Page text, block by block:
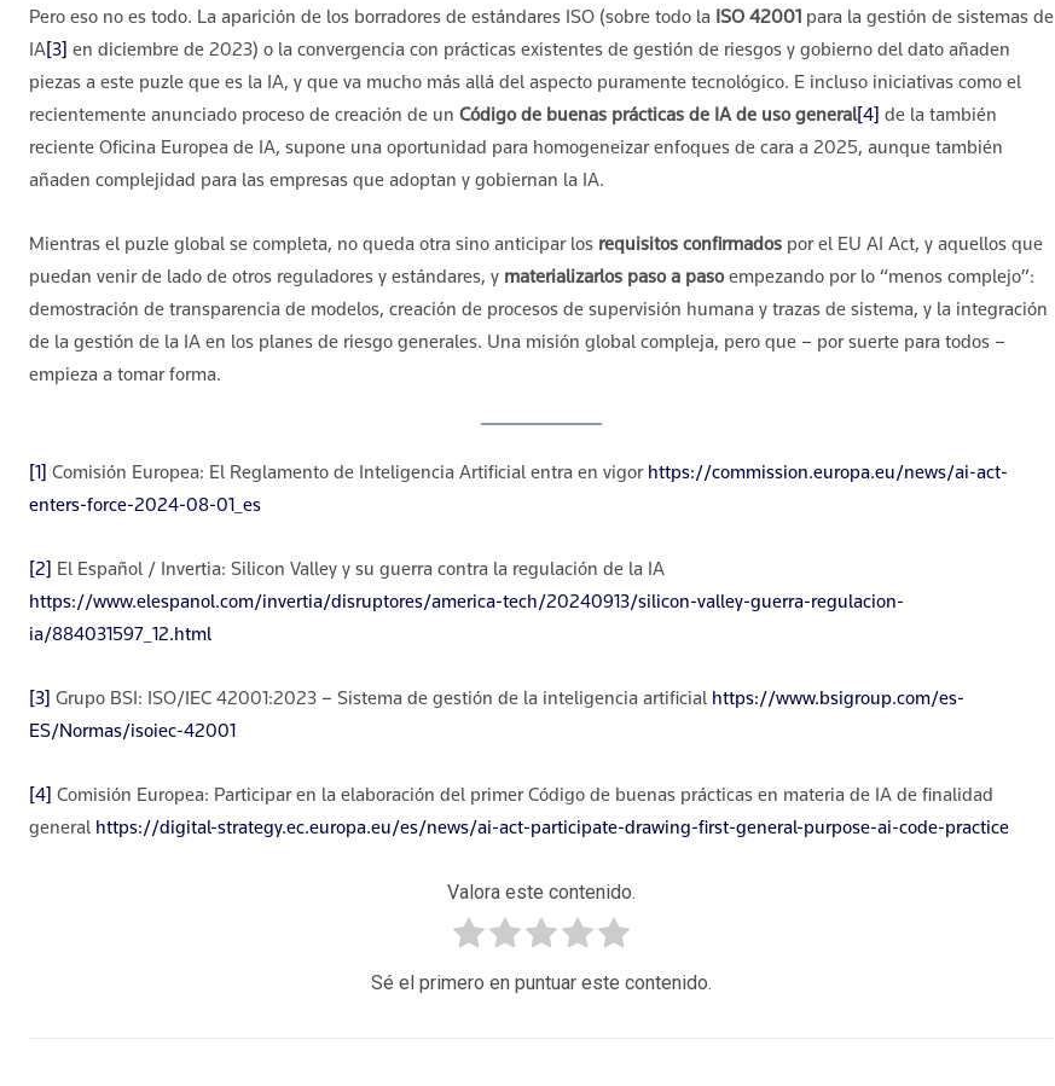
Pero eso no es todo. La aparición de los borradores de estándares ISO (sobre todo la ISO 42001 para la gestión de sistemas de
IA[3] en diciembre de 2023) o la convergencia con prácticas existentes de gestión de riesgos y gobierno del dato añaden
piezas a este puzle que es la IA, y que va mucho más allá del aspecto puramente tecnológico. E incluso iniciativas como el
recientemente anunciado proceso de creación de un Código de buenas prácticas de IA de uso general[4] de la también
reciente Oficina Europea de IA, supone una oportunidad para homogeneizar enfoques de cara a 2025, aunque también
añaden complejidad para las empresas que adoptan y gobiernan la IA.
Mientras el puzle global se completa, no queda otra sino anticipar los requisitos confirmados por el EU AI Act, y aquellos que
puedan venir de lado de otros reguladores y estándares, y materializarlos paso a pasoempezando por lo “menos complejo”:
demostración de transparencia de modelos, creación de procesos de supervisión humana y trazas de sistema, y la integración
de la gestión de la IA en los planes de riesgo generales. Una misión global compleja, pero que – por suerte para todos –
empieza a tomar forma.
[1] Comisión Europea: El Reglamento de Inteligencia Artificial entra en vigor https://commission.europa.eu/news/ai-act-
enters-force-2024-08-01_es
[2] El Español / Invertia: Silicon Valley y su guerra contra la regulación de la IA
https://www.elespanol.com/invertia/disruptores/america-tech/20240913/silicon-valley-guerra-regulacion-
ia/884031597_12.html
[3] Grupo BSI: ISO/IEC 42001:2023 – Sistema de gestión de la inteligencia artificial https://www.bsigroup.com/es-
ES/Normas/isoiec-42001
[4] Comisión Europea: Participar en la elaboración del primer Código de buenas prácticas en materia de IA de finalidad
general https://digital-strategy.ec.europa.eu/es/news/ai-act-participate-drawing-first-general-purpose-ai-code-practice
Valora este contenido.
Sé el primero en puntuar este contenido.